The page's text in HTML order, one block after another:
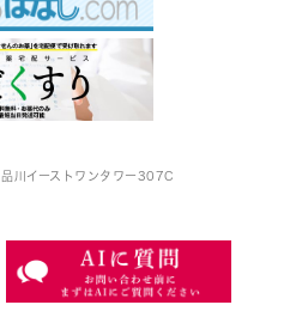
品川イーストワンタワー307C